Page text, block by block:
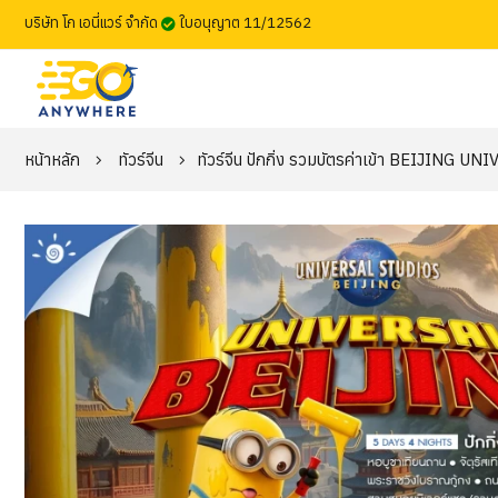
บริษัท โก เอนี่แวร์ จำกัด ใบอนุญาต 11/12562
หน้าหลัก ทัวร์จีน ทัวร์จีน ปักกิ่ง รวมบัตรค่าเข้า BEIJING